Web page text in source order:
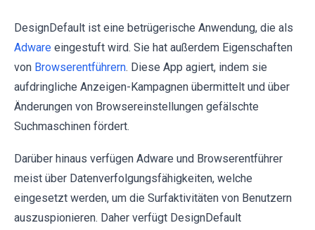
DesignDefault ist eine betrügerische Anwendung, die als
Adware eingestuft wird. Sie hat außerdem Eigenschaften
von Browserentführern. Diese App agiert, indem sie
aufdringliche Anzeigen-Kampagnen übermittelt und über
Änderungen von Browsereinstellungen gefälschte
Suchmaschinen fördert.
Darüber hinaus verfügen Adware und Browserentführer
meist über Datenverfolgungsfähigkeiten, welche
eingesetzt werden, um die Surfaktivitäten von Benutzern
auszuspionieren. Daher verfügt DesignDefault